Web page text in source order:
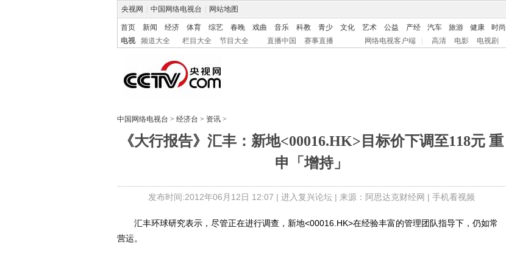
央视网 中国网络电视台 网站地图
首页 新闻 经济 体育 综艺 春晚 戏曲 音乐 科教 青少 文化 艺术 公益 产经 汽车 旅游 健康 时尚
电视
频道大全 栏目大全 节目大全 直播中国 赛事直播 网络电视客户端 高清 电影 电视剧
中国网络电视台 > 经济台 > 资讯 >
《大行报告》汇丰：新地<00016.HK>目标价下调至118元 重
申「增持」
发布时间:2012年06月12日 12:07 | 进入复兴论坛| 来源：阿思达克财经网 | 手机看视频
汇丰环球研究表示，尽管正在进行调查，新地<00016.HK>在经验丰富的管理团队指导下，仍如常
营运。